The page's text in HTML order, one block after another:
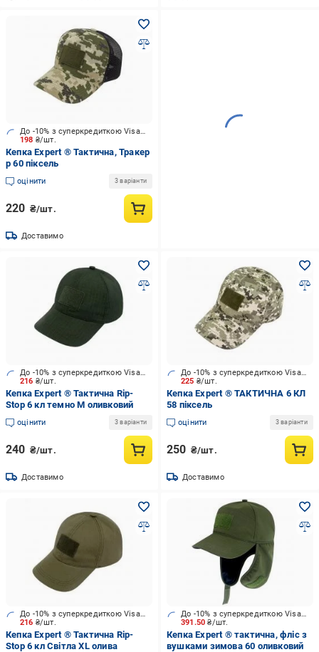
198 ₴/шт.
До -10% з суперкредиткою Visa Вигода
Кепка Expert ® Тактична, Тракер
р 60 піксель
оцінити 3 варіанти
220 ₴/шт.
Доставимо
216 ₴/шт.
До -10% з суперкредиткою Visa Вигода
Кепка Expert ® Тактична Rip-
Stop 6 кл темно М оливковий
оцінити 3 варіанти
240 ₴/шт.
Доставимо
225 ₴/шт.
До -10% з суперкредиткою Visa Вигода
Кепка Expert ® ТАКТИЧНА 6 КЛ
58 піксель
оцінити 3 варіанти
250 ₴/шт.
Доставимо
216 ₴/шт.
До -10% з суперкредиткою Visa Вигода
Кепка Expert ® Тактична Rip-
Stop 6 кл Cвітла XL олива
391.50₴/шт.
До -10% з суперкредиткою Visa Вигода
Кепка Expert ® тактична, фліс з
вушками зимова 60 оливковий